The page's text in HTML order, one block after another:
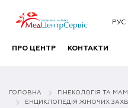
РУС
ПРО ЦЕНТР КОНТАКТИ
ГОЛОВНА
ГІНЕКОЛОГІЯ ТА
ЕНЦИКЛОПЕДІЯ ЖІНОЧИХ